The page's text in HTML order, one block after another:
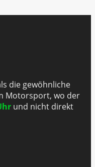
die gewöhnliche
Motorsport, wo der
und nicht direkt